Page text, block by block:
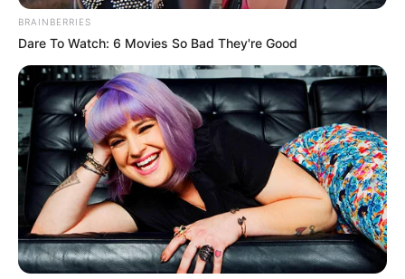
De acuerdo con la información suministrada a la
AM da cuenta que,las autoridades identificaron a la
presunta víctima como Gustavo Fernando Gutiérrez
Pacheco, quien desempeña el cargo de secretario de
Gobierno de la municipalidady compartía tiempo con su
señora madre en el barrio Carmenza Rocha, al momento
de ser impactado con arma de fuego a manos de
desconocidos.
BRAINBERRIES
Dare To Watch: 6 Movies So Bad They're Good